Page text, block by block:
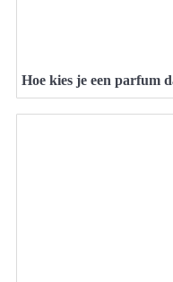
Hoe kies je een parfum